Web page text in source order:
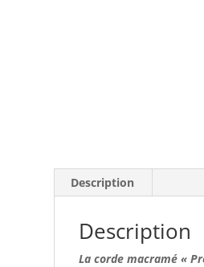
Description
Description
La corde macramé «